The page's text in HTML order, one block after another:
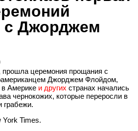
с Джорджем
церемония прощания с
Джорджем Флойдом,
в Америке и другихстранах начались
чернокожих, которые переросли в
грабежи.
Times.